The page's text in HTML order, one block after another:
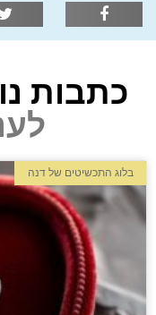
כתבות
בלוג התכשיטים של דנה